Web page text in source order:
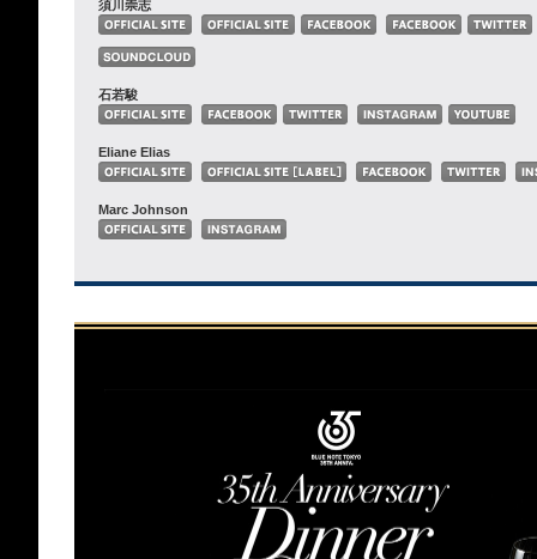
須川崇志
石若駿
Eliane Elias
Marc Johnson